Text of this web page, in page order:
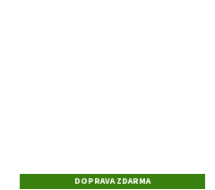
DOPRAVA ZDARMA